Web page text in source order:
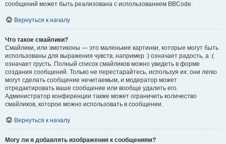
сообщений может быть реализована с использованием BBCode.
Вернуться к началу
Что такое смайлики?
Смайлики, или эмотиконы — это маленькие картинки, которые могут быть
использованы для выражения чувств, например :) означает радость, а :(
означает грусть. Полный список смайликов можно увидеть в форме
создания сообщений. Только не перестарайтесь, используя их: они легко
могут сделать сообщение нечитаемым, и модератор может
отредактировать ваше сообщение или вообще удалить его.
Администратор конференции также может ограничить количество
смайликов, которое можно использовать в сообщении.
Вернуться к началу
Могу ли я добавлять изображения к сообщениям?